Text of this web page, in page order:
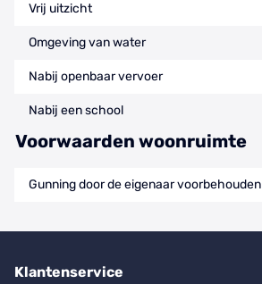
Vrij uitzicht
Omgeving van water
Nabij openbaar vervoer
Nabij een school
Voorwaarden woonruimte
Gunning door de eigenaar voorbehouden
Klantenservice